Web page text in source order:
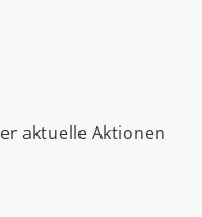
aktuelle Aktionen